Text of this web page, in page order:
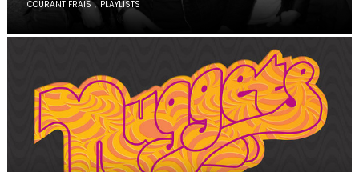
COURANT FRAIS, PLAYLISTS